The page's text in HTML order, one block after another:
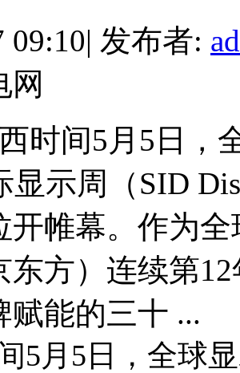
09:10| 发布者:
网
时间5月5日
显示周（SID
开帷幕。作为
东方）连续第
赋能的三十 ...
5月5日，全球